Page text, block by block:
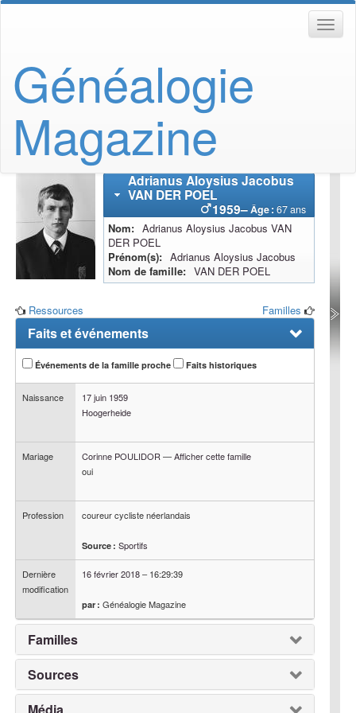
Généalogie
Magazine
Adrianus Aloysius Jacobus
VAN DER POEL
1959–Âge : 67 ans
Nom Adrianus Aloysius JacobusVAN
DER POEL
Prénom(s)
Adrianus Aloysius Jacobus
Nom de famille
VAN DER POEL
Ressources Familles
Faits et événements
Événements de la famille proche Faits historiques
Naissance
17 juin 1959
Hoogerheide
Mariage Corinne POULIDOR—Afficher cette famille
oui
Profession coureur cycliste néerlandais
Source : Sportifs
Dernière
modification
16 février 2018– 16:29:39
par : Généalogie Magazine
Familles
Sources